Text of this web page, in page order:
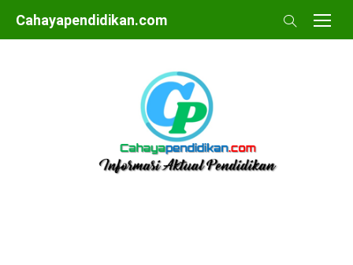
Skip
to
Cahayapendidikan.com